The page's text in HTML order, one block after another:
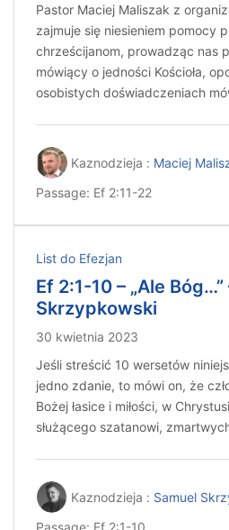
Pastor Maciej Maliszak z
zajmuje się niesieniem pomocy
chrześcijanom, prowadząc nas
mówiący o jedności Kościoła,
osobistych doświadczeniach
Kaznodzieja : Maciej
Passage: Ef 2:11-22
List do Efezjan
Ef 2:1-10 – „Ale Bóg…”
Skrzypkowski
30 kwietnia 2023
Jeśli streścić 10 wersetów
jedno zdanie, to mówi on, że
Bożej łasice i miłości, w
służącego szatanowi,
Kaznodzieja : Samuel
Passage: Ef 2:1-10